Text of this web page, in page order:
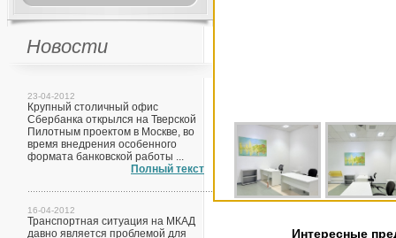
Новости
23-04-2012
Крупный столичный офис
Сбербанка открылся на Тверской
Пилотным проектом в Москве, во
время внедрения особенного
формата банковской работы ...
Полный текст
16-04-2012
Транспортная ситуация на МКАД
давно является проблемой для
Интересные